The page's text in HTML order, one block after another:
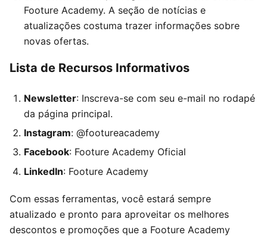
Footure Academy. A seção de notícias e
atualizações costuma trazer informações sobre
novas ofertas.
Lista de Recursos Informativos
Newsletter: Inscreva-se com seu e-mail no rodapé
da página principal.
Instagram: @footureacademy
Facebook: Footure Academy Oficial
LinkedIn: Footure Academy
Com essas ferramentas, você estará sempre
atualizado e pronto para aproveitar os melhores
descontos e promoções que a Footure Academy